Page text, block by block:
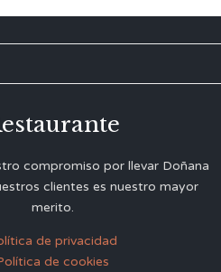
compromiso por llevar Doñana
clientes es nuestro mayor
merito.
de privacidad
de cookies